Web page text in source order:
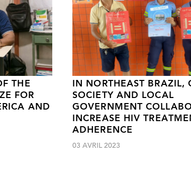
THE
FOR
AND
IN NORTHEAST BRAZIL,
SOCIETY AND LOCAL
GOVERNMENT
INCREASE HIV
ADHERENCE
03 AVRIL 2023